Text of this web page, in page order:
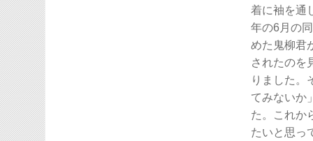
着に袖を通
年の6月の
めた鬼柳君
されたのを
りました。
てみないか
た。これか
たいと思っ